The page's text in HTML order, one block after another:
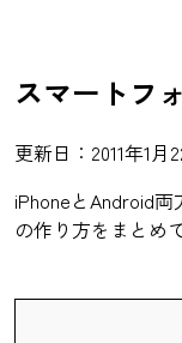
スマートフ
更新日：2011年1月
iPhoneとAndroid
の作り方をまとめ